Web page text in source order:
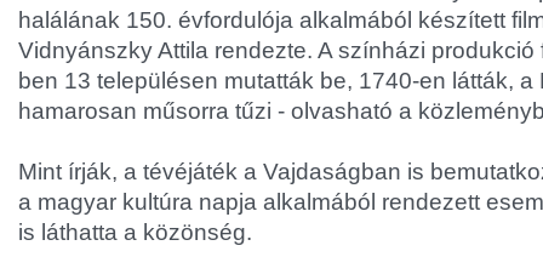
halálának 150. évfordulója alkalmából készített
Vidnyánszky Attila rendezte. A színházi produkció
ben 13 településen mutatták be, 1740-en látták, a
hamarosan műsorra tűzi - olvasható a
Mint írják, a tévéjáték a Vajdaságban is
a magyar kultúra napja alkalmából rendezett
is láthatta a közönség.